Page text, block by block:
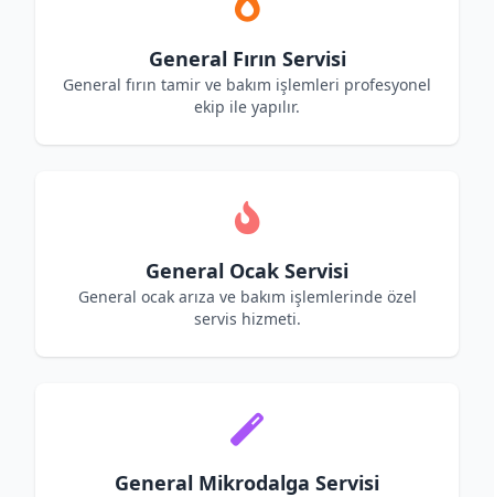
General Fırın Servisi
General fırın tamir ve bakım işlemleri profesyonel
ekip ile yapılır.
General Ocak Servisi
General ocak arıza ve bakım işlemlerinde özel
servis hizmeti.
General Mikrodalga Servisi